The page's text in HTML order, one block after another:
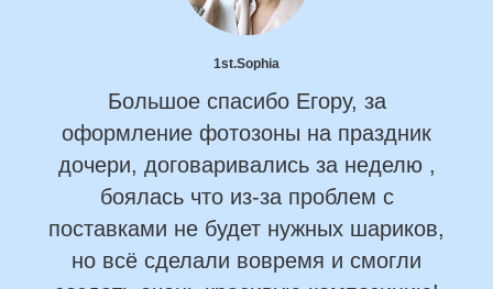
1st.Sophia
Большое спасибо Егору, за
оформление фотозоны на праздник
дочери, договаривались за неделю ,
боялась что из-за проблем с
поставками не будет нужных шариков,
но всё сделали вовремя и смогли